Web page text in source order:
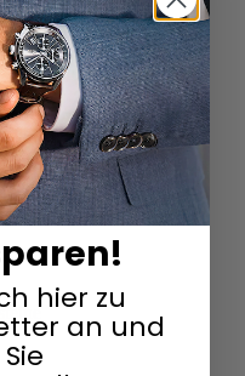
hier zu
an und